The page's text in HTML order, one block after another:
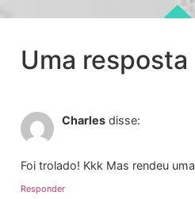
Uma resposta
Charles disse:
Foi trolado! Kkk Mas rendeu
Responder